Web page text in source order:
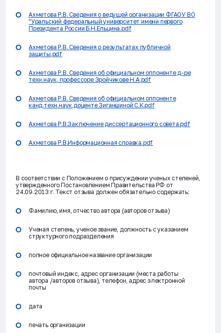
Ахметова Р.В. Сведения о ведущей организации ФГАОУ ВО
"Уральский федеральный университет имени первого
Президента России Б.Н.Ельцина.pdf
Ахметова Р.В. Сведения о результатах публичной
защиты.pdf
Ахметова Р.В. Сведения об официальном оппоненте д-ре
техн.наук, профессоре Зройчикове Н.А.pdf
Ахметова Р.В. Сведения об официальном оппоненте
канд.техн.наук,доценте Зиганшиной С.К.pdf
Ахметова Р.В.Заключение диссертационного совета.pdf
Ахметова Р.В.Информационная справка.pdf
В соответствии с Положением о присуждении ученых степеней,
утвержденного Постановлением Правительства РФ от
24.09.2013 г. Текст отзыва должен обязательно содержать:
Фамилию, имя, отчество автора (авторов отзыва)
Ученая степень, ученое звание, должность с указанием
структурного подразделения
полное официальное название организации
почтовый индекс, адрес организации (места работы
автора /авторов отзыва), телефон, адрес электронной
почты
дата
печать организации